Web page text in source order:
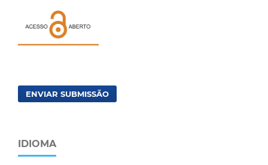
ENVIAR SUBMISSÃO
IDIOMA